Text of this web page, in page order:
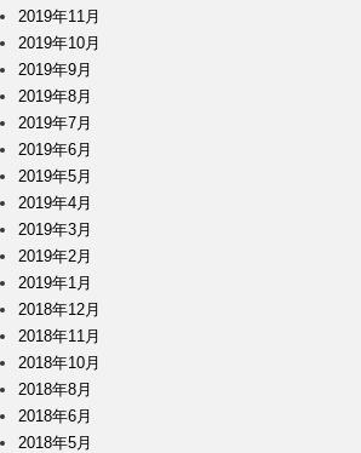
2019年11月
2019年10月
2019年9月
2019年8月
2019年7月
2019年6月
2019年5月
2019年4月
2019年3月
2019年2月
2019年1月
2018年12月
2018年11月
2018年10月
2018年8月
2018年6月
2018年5月